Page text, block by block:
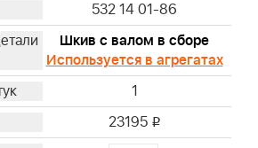
532 14 01-86
Шкив с валом в сборе
Используется в агрегатах
1
23195 i